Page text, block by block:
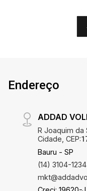
Endereço
ADDAD
R Joaquim da
Cidade, CEP:
Bauru - SP
(14) 3104-1234